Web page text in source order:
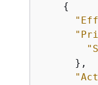
{
      },